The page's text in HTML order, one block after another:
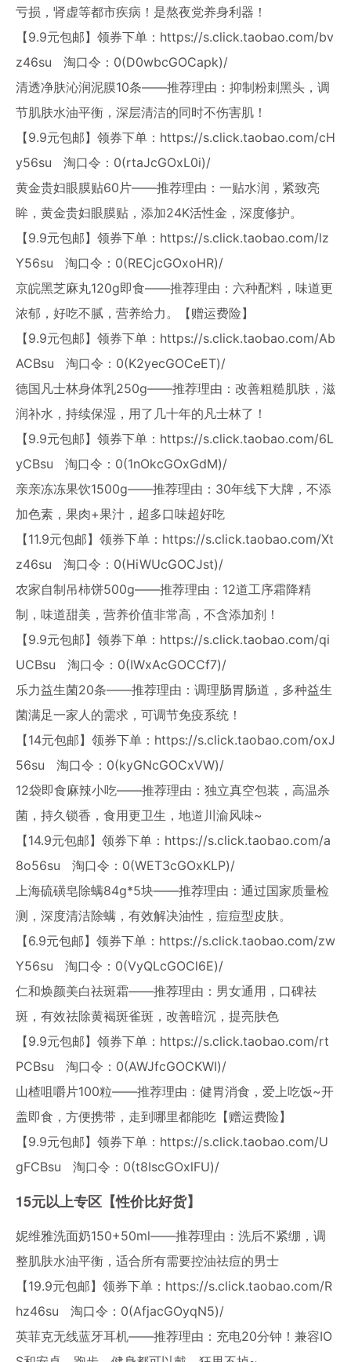
亏损，肾虚等都市疾病！是熬夜党养身利器！
【9.9元包邮】领券下单： https://s.click.taobao.com/bv
z46su 淘口令：0(D0wbcGOCapk)/
清透净肤沁润泥膜10条——推荐理由：抑制粉刺黑头，调
节肌肤水油平衡，深层清洁的同时不伤害肌！
【9.9元包邮】领券下单： https://s.click.taobao.com/cH
y56su 淘口令：0(rtaJcGOxL0i)/
黄金贵妇眼膜贴60片——推荐理由：一贴水润，紧致亮
眸，黄金贵妇眼膜贴，添加24K活性金，深度修护。
【9.9元包邮】领券下单： https://s.click.taobao.com/lz
Y56su 淘口令：0(RECjcGOxoHR)/
京皖黑芝麻丸120g即食——推荐理由：六种配料，味道更
浓郁，好吃不腻，营养给力。【赠运费险】
【9.9元包邮】领券下单： https://s.click.taobao.com/Ab
ACBsu 淘口令：0(K2yecGOCeET)/
德国凡士林身体乳250g——推荐理由：改善粗糙肌肤，滋
润补水，持续保湿，用了几十年的凡士林了！
【9.9元包邮】领券下单： https://s.click.taobao.com/6L
yCBsu 淘口令：0(1nOkcGOxGdM)/
亲亲冻冻果饮1500g——推荐理由：30年线下大牌，不添
加色素，果肉+果汁，超多口味超好吃
【11.9元包邮】领券下单： https://s.click.taobao.com/Xt
z46su
淘口令：0(HiWUcGOCJst)/
农家自制吊柿饼500g——推荐理由：12道工序霜降精
制，味道甜美，营养价值非常高，不含添加剂！
【9.9元包邮】领券下单： https://s.click.taobao.com/qi
UCBsu 淘口令：0(IWxAcGOCCf7)/
乐力益生菌20条——推荐理由：调理肠胃肠道，多种益生
菌满足一家人的需求，可调节免疫系统！
【14元包邮】领券下单： https://s.click.taobao.com/oxJ
56su 淘口令：0(kyGNcGOCxVW)/
12袋即食麻辣小吃——推荐理由：独立真空包装，高温杀
菌，持久锁香，食用更卫生，地道川渝风味~
【14.9元包邮】领券下单： https://s.click.taobao.com/a
8o56su 淘口令：0(WET3cGOxKLP)/
上海硫磺皂除螨84g*5块——推荐理由：通过国家质量检
测，深度清洁除螨，有效解决油性，痘痘型皮肤。
【6.9元包邮】领券下单： https://s.click.taobao.com/zw
Y56su 淘口令：0(VyQLcGOCl6E)/
仁和焕颜美白祛斑霜——推荐理由：男女通用，口碑祛
斑，有效祛除黄褐斑雀斑，改善暗沉，提亮肤色
【9.9元包邮】领券下单： https://s.click.taobao.com/rt
PCBsu 淘口令：0(AWJfcGOCKWI)/
山楂咀嚼片100粒——推荐理由：健胃消食，爱上吃饭~开
盖即食，方便携带，走到哪里都能吃【赠运费险】
【9.9元包邮】领券下单： https://s.click.taobao.com/U
gFCBsu 淘口令：0(t8IscGOxlFU)/
15元以上专区【性价比好货】
妮维雅洗面奶150+50ml——推荐理由：洗后不紧绷，调
整肌肤水油平衡，适合所有需要控油祛痘的男士
【19.9元包邮】领券下单： https://s.click.taobao.com/R
hz46su 淘口令：0(AfjacGOyqN5)/
英菲克无线蓝牙耳机——推荐理由：充电20分钟！兼容IO